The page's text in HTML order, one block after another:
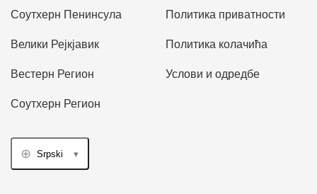
Соутхерн Пенинсула
Велики Рејкјавик
Вестерн Регион
Соутхерн Регион
Политика приватности
Политика колачића
Услови и одредбе
Srpski